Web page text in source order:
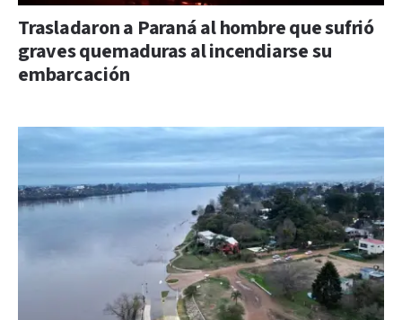
Trasladaron a Paraná al hombre que sufrió
graves quemaduras al incendiarse su
embarcación